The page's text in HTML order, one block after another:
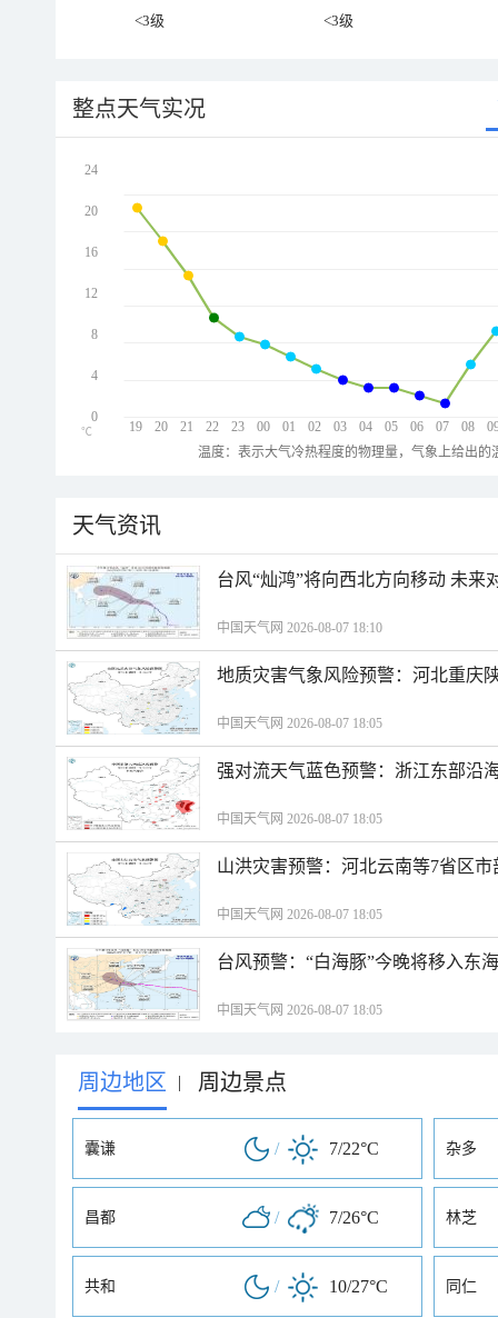
<3级
<3级
整点天气实况
19 20 21 22 23 00 01 02 03 04 05 06 07 08
24
20
16
12
8
4
0
℃
温度：表示大气冷热程度的物理量，气象上给出
天气资讯
台风“灿鸿”将向西北方向移动 未来
中国天气网 2026-08-07 18:10
地质灾害气象风险预警：河北重庆
中国天气网 2026-08-07 18:05
强对流天气蓝色预警：浙江东部沿
中国天气网 2026-08-07 18:05
山洪灾害预警：河北云南等7省区
中国天气网 2026-08-07 18:05
台风预警：“白海豚”今晚将移入东
中国天气网 2026-08-07 18:05
周边地区 | 周边景点
囊谦 / 7/22°C 杂多
昌都 / 7/26°C 林芝
共和 / 10/27°C 同仁